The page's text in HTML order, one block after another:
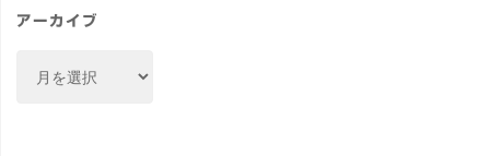
ー
アーカイブ